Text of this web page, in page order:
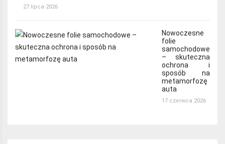
27 lipca 2026
Nowoczesne
folie
samochodowe
– skuteczna
ochrona i
sposób na
metamorfozę
auta
17 czerwca 2026